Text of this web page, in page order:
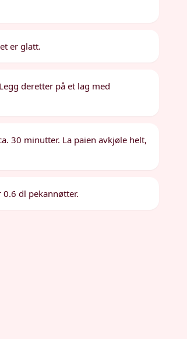
er glatt.
deretter på et lag med
30 minutter. La paien avkjøle helt,
dl pekannøtter.